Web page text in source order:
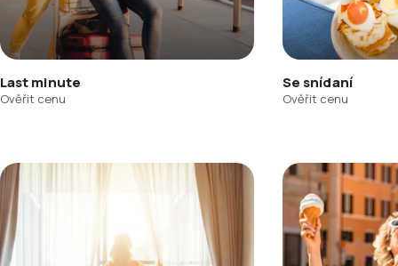
Last minute
Ověřit cenu
Se snídaní
Ověřit cenu